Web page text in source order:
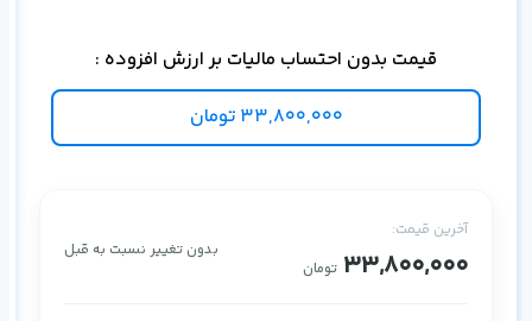
قیمت بدون احتساب مالیات بر ارزش افزوده :
33,800,000 تومان
آخرین قیمت:
33,800,000 تومان
بدون تغییر نسبت به قبل